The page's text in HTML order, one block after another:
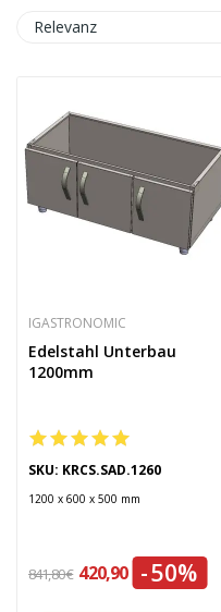
Relevanz
IGASTRONOMIC
Edelstahl Unterbau
1200mm
SKU: KRCS.SAD.1260
1200 x 600 x 500 mm
841,80 € 420,90 €-50%